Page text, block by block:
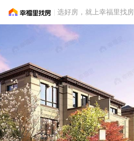
选好房，就上幸福里找房